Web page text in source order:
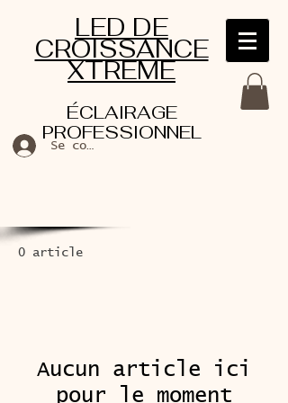
LED DE
CROISSANCE
XTREME
ÉCLAIRAGE
PROFESSIONNEL
Se connecter
0 article
Aucun article ici
pour le moment